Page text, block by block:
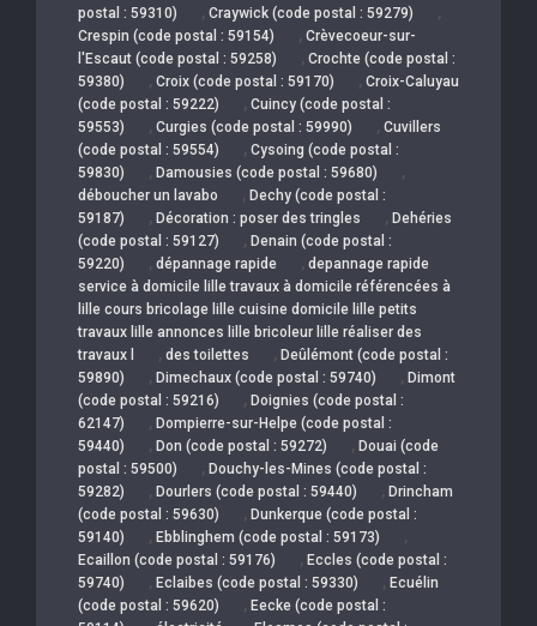
postal : 59310)
, Craywick (code postal : 59279) ,
Crespin (code postal : 59154) , Crèvecoeur-sur-
l'Escaut (code postal : 59258)
, Crochte (code postal :
59380)
, Croix (code postal : 59170) , Croix-Caluyau
(code postal : 59222)
, Cuincy (code postal :
59553)
, Curgies (code postal : 59990) , Cuvillers
(code postal : 59554)
, Cysoing (code postal :
59830)
, Damousies (code postal : 59680) ,
déboucher un lavabo , Dechy (code postal :
59187)
, Décoration : poser des tringles , Dehéries
(code postal : 59127)
, Denain (code postal :
59220)
, dépannage rapide , depannage rapide
service à domicile lille travaux à domicile référencées à
lille cours bricolage lille cuisine domicile lille petits
travaux lille annonces lille bricoleur lille réaliser des
travaux l
, des toilettes , Deûlémont (code postal :
59890)
, Dimechaux (code postal : 59740) , Dimont
(code postal : 59216)
, Doignies (code postal :
62147)
, Dompierre-sur-Helpe (code postal :
59440)
, Don (code postal : 59272) , Douai (code
postal : 59500)
, Douchy-les-Mines (code postal :
59282)
, Dourlers (code postal : 59440) , Drincham
(code postal : 59630)
, Dunkerque (code postal :
59140)
, Ebblinghem (code postal : 59173) ,
Ecaillon (code postal : 59176) , Eccles (code postal :
59740)
, Eclaibes (code postal : 59330) , Ecuélin
(code postal : 59620)
, Eecke (code postal :